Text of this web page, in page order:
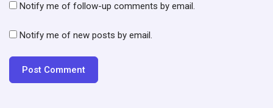
Notify me of follow-up comments by email.
Notify me of new posts by email.